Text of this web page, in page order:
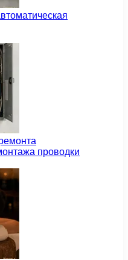
проводки